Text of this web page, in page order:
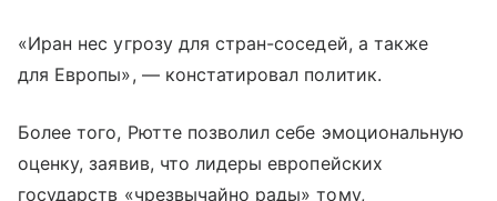
«Иран нес угрозу для стран-соседей, а также
для Европы», — констатировал политик.
Более того, Рютте позволил себе эмоциональную
оценку, заявив, что лидеры европейских
государств «чрезвычайно рады» тому,